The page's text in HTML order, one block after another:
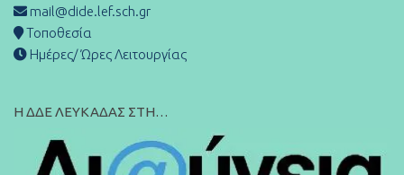
mail@dide.lef.sch.gr
Τοποθεσία
Ημέρες/ Ώρες Λειτουργίας
Η ΔΔΕ ΛΕΥΚΑΔΑΣ ΣΤΗ…